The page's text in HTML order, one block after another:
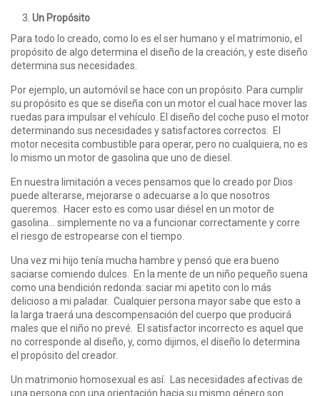
Un Propósito
Para todo lo creado, como lo es el ser humano y el matrimonio, el
propósito de algo determina el diseño de la creación, y este diseño
determina sus necesidades.
Por ejemplo, un automóvil se hace con un propósito. Para cumplir
su propósito es que se diseña con un motor el cual hace mover las
ruedas para impulsar el vehículo. El diseño del coche puso el motor
determinando sus necesidades y satisfactores correctos. El
motor necesita combustible para operar, pero no cualquiera, no es
lo mismo un motor de gasolina que uno de diesel.
En nuestra limitación a veces pensamos que lo creado por Dios
puede alterarse, mejorarse o adecuarse a lo que nosotros
queremos. Hacer esto es como usar diésel en un motor de
gasolina… simplemente no va a funcionar correctamente y corre
el riesgo de estropearse con el tiempo.
Una vez mi hijo tenía mucha hambre y pensó que era bueno
saciarse comiendo dulces. En la mente de un niño pequeño suena
como una bendición redonda: saciar mi apetito con lo más
delicioso a mi paladar. Cualquier persona mayor sabe que esto a
la larga traerá una descompensación del cuerpo que producirá
males que el niño no prevé. El satisfactor incorrecto es aquel que
no corresponde al diseño, y, como dijimos, el diseño lo determina
el propósito del creador.
Un matrimonio homosexual es así. Las necesidades afectivas de
una persona con una orientación hacia su mismo género son